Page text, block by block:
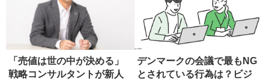
「売値は世の中が決める」
戦略コンサルタントが新人
デンマークの会議で最もNG
とされている行為は？ビジ